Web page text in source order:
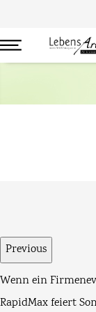
Previous
PARTNER
FÿHRSORGER –